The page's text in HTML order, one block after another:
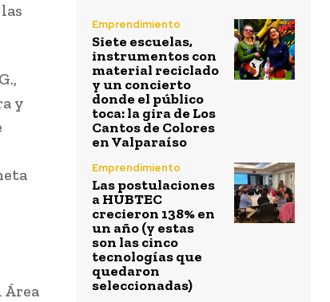
y
Área
Emprendimiento
Siete escuelas,
instrumentos con
material reciclado
y un concierto
donde el público
toca: la gira de Los
Cantos de Colores
en Valparaíso
Emprendimiento
Las postulaciones
a HUBTEC
crecieron 138% en
un año (y estas
son las cinco
tecnologías que
quedaron
seleccionadas)